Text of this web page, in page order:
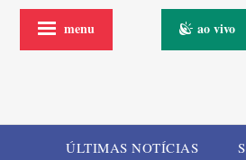
menu ao vivo
ÚLTIMAS NOTÍCIAS